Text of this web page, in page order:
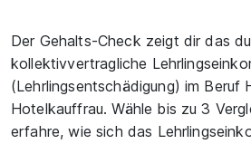
Der Gehalts-Check zeigt dir das
kollektivvertragliche
(Lehrlingsentschädigung) im Beruf
Hotelkauffrau. Wähle bis zu 3
erfahre, wie sich das